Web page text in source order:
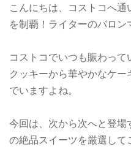
こんにちは、コストコへ
を制覇！ライターのバロン
コストコでいつも賑わっ
クッキーから華やかなケ
でいますよね。
今回は、次から次へと登
の絶品スイーツを厳選して